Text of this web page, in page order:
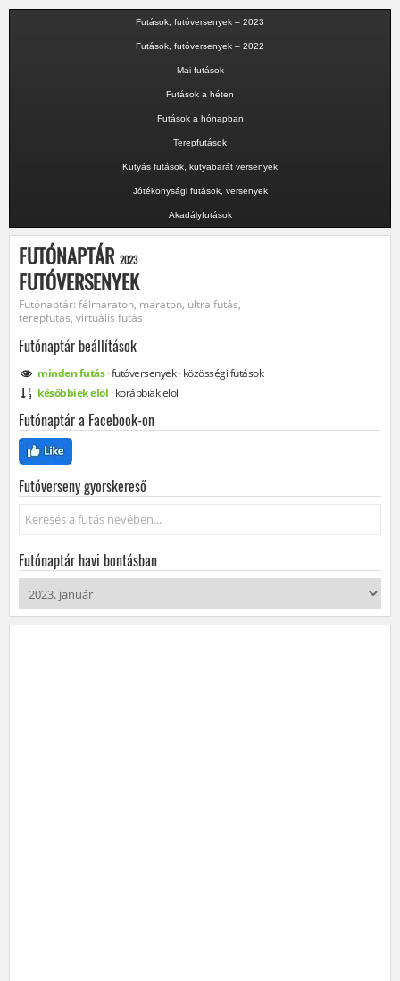
Futások, futóversenyek – 2023
Futások, futóversenyek – 2022
Mai futások
Futások a héten
Futások a hónapban
Terepfutások
Kutyás futások, kutyabarát versenyek
Jótékonysági futások, versenyek
Akadályfutások
FUTÓNAPTÁR 2023
FUTÓVERSENYEK
Futónaptár: félmaraton, maraton, ultra futás,
terepfutás, virtuális futás
Futónaptár beállítások
mindenfutás·futóversenyek·közösségifutások
későbbiek elöl ·korábbiak elöl
Futónaptár a Facebook-on
Futóverseny gyorskereső
Keresés...
Futónaptár havi bontásban